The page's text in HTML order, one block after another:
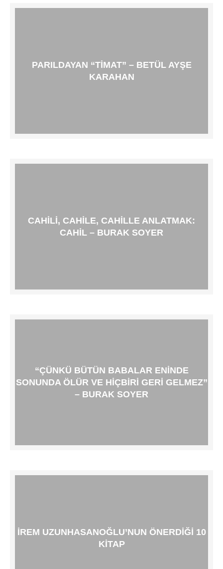
PARILDAYAN “TIMAT” – BETÜL AYŞE
KARAHAN
CAHILI, CAHILE, CAHILLE ANLATMAK:
CAHIL – BURAK SOYER
“ÇÜNKÜ BÜTÜN BABALAR ENINDE
SONUNDA ÖLÜR VE HIÇBIRI GERI GELMEZ”
– BURAK SOYER
İREM UZUNHASANOĞLU’NUN ÖNERDIĞI 10
KITAP